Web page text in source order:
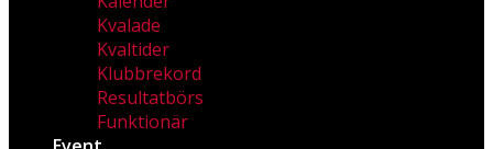
Kvalade
Kvaltider
Klubbrekord
Resultatbörs
Funktionär